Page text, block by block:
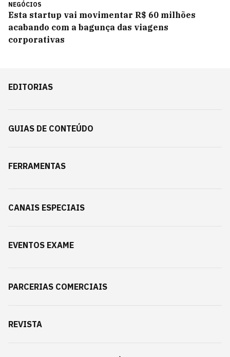
NEGÓCIOS
Esta startup vai movimentar R$ 60 milhões
acabando com a bagunça das viagens
corporativas
EDITORIAS
GUIAS DE CONTEÚDO
FERRAMENTAS
CANAIS ESPECIAIS
EVENTOS EXAME
PARCERIAS COMERCIAIS
REVISTA